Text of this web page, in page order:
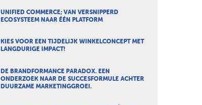
UNIFIED COMMERCE; VAN VERSNIPPERD
ECOSYSTEEM NAAR ÉÉN PLATFORM
KIES VOOR EEN TIJDELIJK WINKELCONCEPT MET
LANGDURIGE IMPACT!
DE BRANDFORMANCE PARADOX. EEN
ONDERZOEK NAAR DE SUCCESFORMULE ACHTER
DUURZAME MARKETINGGROEI.